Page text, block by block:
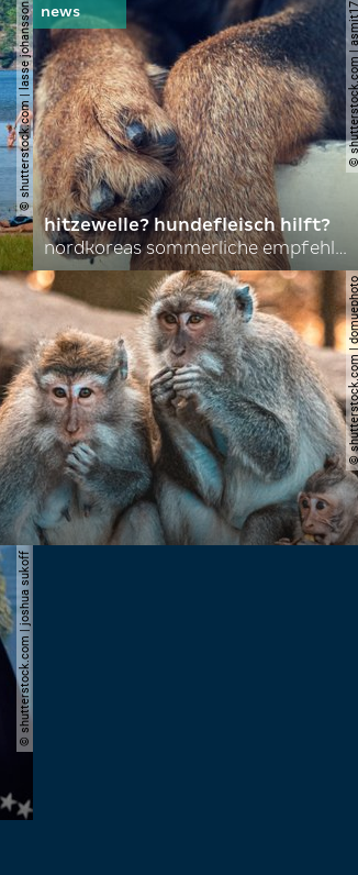
© shutterstock.com | lasse johansson ©
hitzewelle? hundefleisch hilft?
nordkoreas sommerliche empfehlungen
©
© shutterstock.com | joshua sukoff